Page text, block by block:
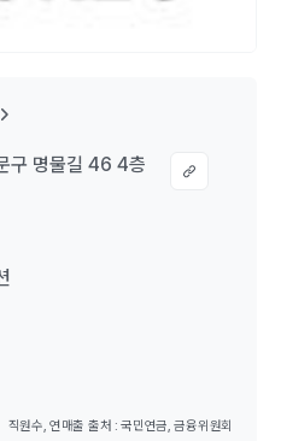
구 명물길 46 4층
직원수, 연매출 출처 : 국민연금, 금융위원회